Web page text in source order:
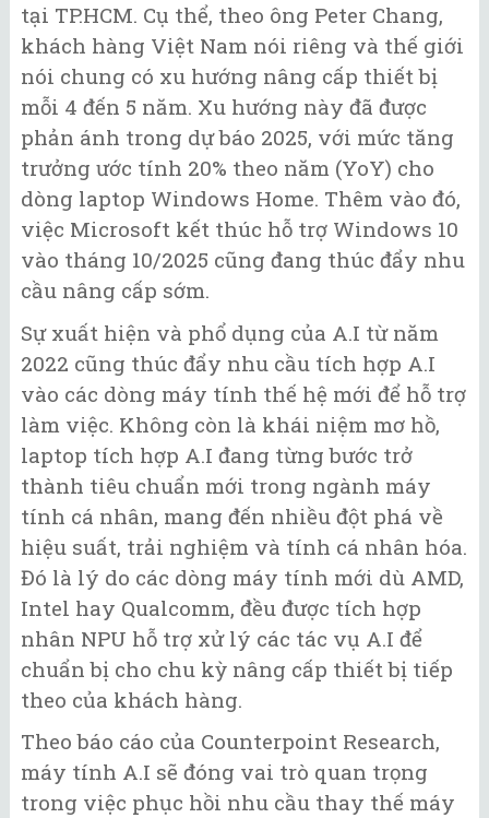
tại TP.HCM. Cụ thể, theo ông Peter Chang,
khách hàng Việt Nam nói riêng và thế giới
nói chung có xu hướng nâng cấp thiết bị
mỗi 4 đến 5 năm. Xu hướng này đã được
phản ánh trong dự báo 2025, với mức tăng
trưởng ước tính 20% theo năm (YoY) cho
dòng laptop Windows Home. Thêm vào đó,
việc Microsoft kết thúc hỗ trợ Windows 10
vào tháng 10/2025 cũng đang thúc đẩy nhu
cầu nâng cấp sớm.
Sự xuất hiện và phổ dụng của A.I từ năm
2022 cũng thúc đẩy nhu cầu tích hợp A.I
vào các dòng máy tính thế hệ mới để hỗ trợ
làm việc. Không còn là khái niệm mơ hồ,
laptop tích hợp A.I đang từng bước trở
thành tiêu chuẩn mới trong ngành máy
tính cá nhân, mang đến nhiều đột phá về
hiệu suất, trải nghiệm và tính cá nhân hóa.
Đó là lý do các dòng máy tính mới dù AMD,
Intel hay Qualcomm, đều được tích hợp
nhân NPU hỗ trợ xử lý các tác vụ A.I để
chuẩn bị cho chu kỳ nâng cấp thiết bị tiếp
theo của khách hàng.
Theo báo cáo của Counterpoint Research,
máy tính A.I sẽ đóng vai trò quan trọng
trong việc phục hồi nhu cầu thay thế máy